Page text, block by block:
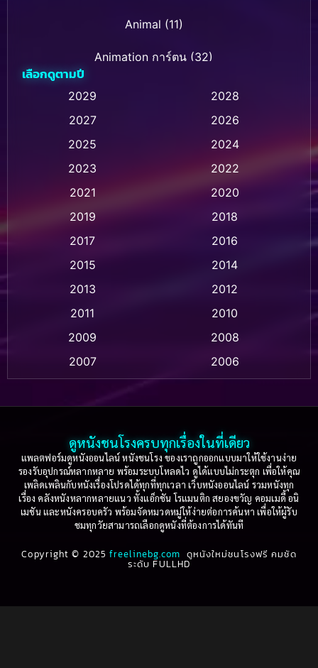
Animal (11)
Animation การ์ตูน (32)
Animation การ์ตูน (28)
Animation การ์ตูน (237)
Animation แอนิเมชัน (1)
Animation แอนิเมชั่น (1)
Based on a True Story เรื่องจริง(36)
Based on Novel(16)
Betrayal(1)
Biography(3)
Biography ชีวประวัติ (61)
เลือกดูตามปี
2029
2028
2027
2026
2025
2024
2023
2022
2021
2020
2019
2018
2017
2016
2015
2014
2013
2012
2011
2010
2009
2008
2007
2006
2003
2002
2001
2000
1999
1998
1997
1996
1995
1994
1993
1992
1991
1990
1987
1986
ดูหนังชนโรงครบทุกเรื่องในที่เดียว
แพลตฟอร์มดูหนังออนไลน์ หนังชนโรง ของเราถูกออกแบบมาให้ใช้งานง่าย
รองรับอุปกรณ์หลากหลาย พร้อมระบบโหลดไว ดูได้แบบไม่กระตุก เพื่อให้คุณ
เพลิดเพลินกับหนังเรื่องโปรดได้ทุกที่ทุกเวลา เว็บหนังออนไลน์ รวมหนังทุก
เรื่อง คลังหนังหลากหลายแนว ทั้งแอ็กชัน โรแมนติก สยองขวัญ คอมเมดี้ อนิ
เมชัน และหนังครอบครัว พร้อมจัดหมวดหมู่ให้ง่ายต่อการค้นหา เพื่อให้ผู้รับ
ชมทุกวัยสามารถเลือกดูหนังที่ต้องการได้ทันที
Copyright © 2025freelinebg.com ดูหนังใหม่ชนโรงฟรี คมชัด
ระดับ FULLHD